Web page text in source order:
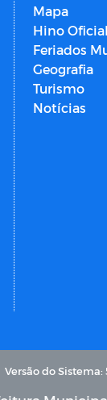
Mapa
Hino Oficial
Feriados
Geografia
Turismo
Notícias
Versão do Sistema: